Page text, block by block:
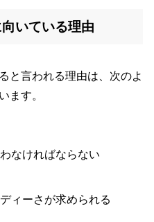
いている理由
と言われる理由は、次のよ
ます。
なければならない
ィーさが求められる